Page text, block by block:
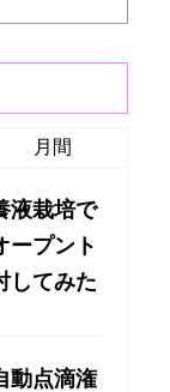
月間
液栽培で
ープント
してみた
動点滴潅